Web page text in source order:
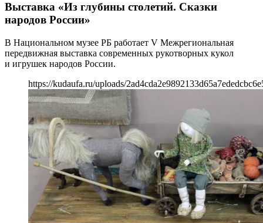
Выставка «Из глубины столетий. Сказки
народов России»
В Национальном музее РБ работает V Межрегиональная
передвижная выставка современных рукотворных кукол
и игрушек народов России.
https://kudaufa.ru/uploads/